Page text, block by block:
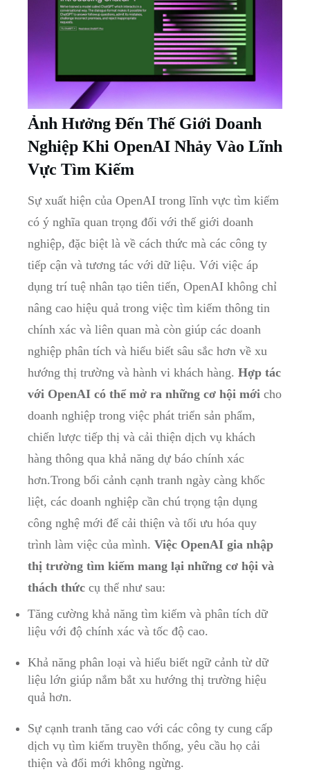
Ảnh Hưởng Đến Thế Giới Doanh
Nghiệp Khi OpenAI Nhảy Vào Lĩnh
Vực Tìm Kiếm
Sự xuất hiện của OpenAI trong lĩnh vực tìm kiếm
có ý nghĩa quan trọng đối với thế giới doanh
nghiệp, đặc biệt là về cách thức mà các công ty
tiếp cận và tương tác với dữ liệu. Với việc áp
dụng trí tuệ nhân tạo tiên tiến, OpenAI không chỉ
nâng cao hiệu quả trong việc tìm kiếm thông tin
chính xác và liên quan mà còn giúp các doanh
nghiệp phân tích và hiểu biết sâu sắc hơn về xu
hướng thị trường và hành vi khách hàng. Hợp tác
với OpenAI có thể mở ra những cơ hội mới cho
doanh nghiệp trong việc phát triển sản phẩm,
chiến lược tiếp thị và cải thiện dịch vụ khách
hàng thông qua khả năng dự báo chính xác
hơn.Trong bối cảnh cạnh tranh ngày càng khốc
liệt, các doanh nghiệp cần chú trọng tận dụng
công nghệ mới để cải thiện và tối ưu hóa quy
trình làm việc của mình. Việc OpenAI gia nhập
thị trường tìm kiếm mang lại những cơ hội và
thách thức cụ thể như sau:
Tăng cường khả năng tìm kiếm và phân tích dữ
liệu với độ chính xác và tốc độ cao.
Khả năng phân loại và hiểu biết ngữ cảnh từ dữ
liệu lớn giúp nắm bắt xu hướng thị trường hiệu
quả hơn.
Sự cạnh tranh tăng cao với các công ty cung cấp
dịch vụ tìm kiếm truyền thống, yêu cầu họ cải
thiện và đổi mới không ngừng.